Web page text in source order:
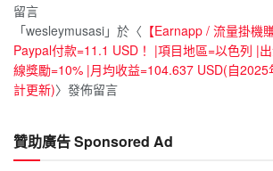
留言
「wesleymusasi」於〈 【Earnapp / 流量掛機
Paypal付款=11.1 USD！ |項目地區=以色列 |
線獎勵=10% |月均收益=104.637 USD(自
計更新)〉發佈留言
贊助廣告 Sponsored Ad